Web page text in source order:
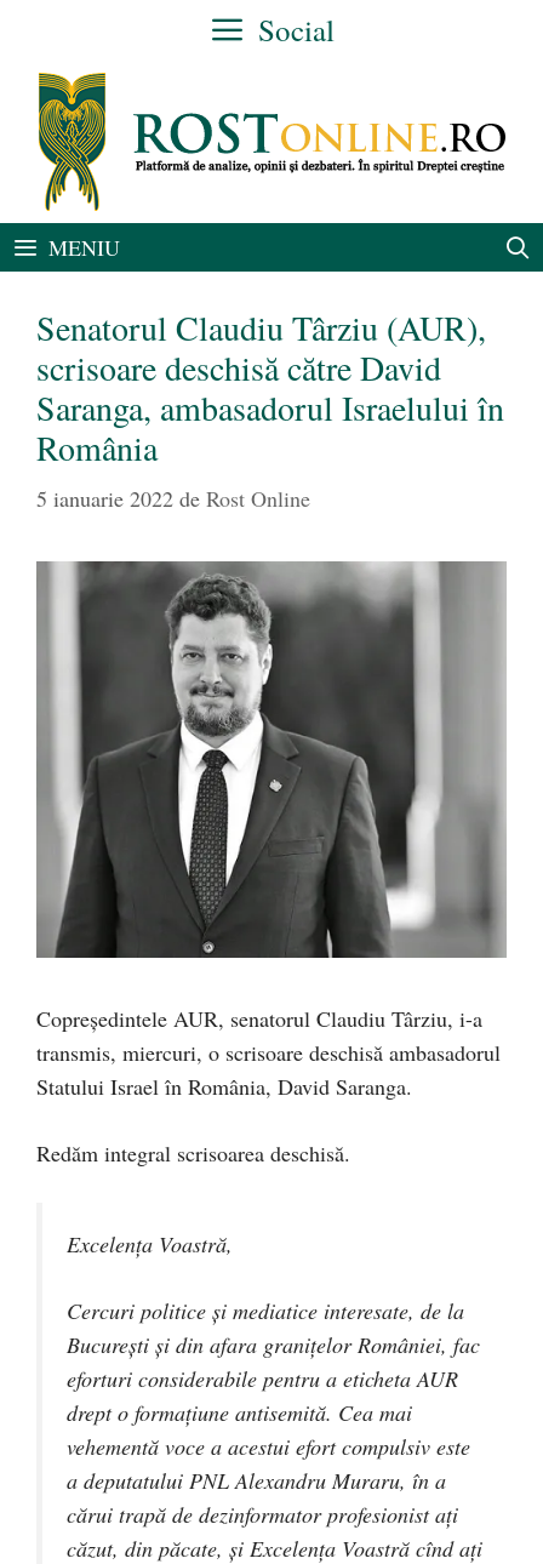
conținut
Social
MENIU
Senatorul Claudiu Târziu (AUR),
scrisoare deschisă către David
Saranga, ambasadorul Israelului în
România
5 ianuarie 2022 de Rost Online
Copreședintele AUR, senatorul Claudiu Târziu, i-a
transmis, miercuri, o scrisoare deschisă ambasadorul
Statului Israel în România, David Saranga.
Redăm integral scrisoarea deschisă.
Excelența Voastră,
Cercuri politice și mediatice interesate, de la
București și din afara granițelor României, fac
eforturi considerabile pentru a eticheta AUR
drept o formațiune antisemită. Cea mai
vehementă voce a acestui efort compulsiv este
a deputatului PNL Alexandru Muraru, în a
cărui trapă de dezinformator profesionist ați
căzut, din păcate, și Excelența Voastră cînd ați